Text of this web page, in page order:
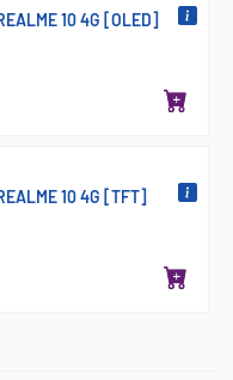
10 4G [OLED]
10 4G [TFT]